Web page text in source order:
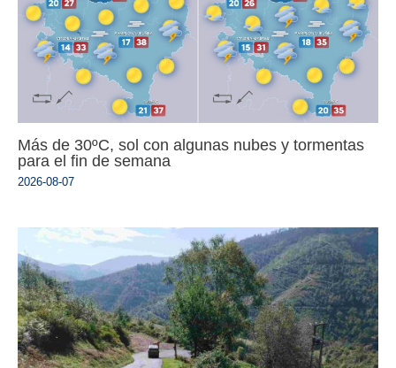
Más de 30ºC, sol con algunas nubes y tormentas
para el fin de semana
2026-08-07